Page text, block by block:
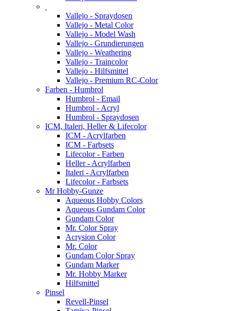
Vallejo - Spraydosen
Vallejo - Metal Color
Vallejo - Model Wash
Vallejo - Grundierungen
Vallejo - Weathering
Vallejo - Traincolor
Vallejo - Hilfsmittel
Vallejo - Premium RC-Color
Farben - Humbrol
Humbrol - Email
Humbrol - Acryl
Humbrol - Spraydosen
ICM, Italeri, Heller & Lifecolor
ICM - Acrylfarben
ICM - Farbsets
Lifecolor - Farben
Heller - Acrylfarben
Italeri - Acrylfarben
Lifecolor - Farbsets
Mr Hobby-Gunze
Aqueous Hobby Colors
Aqueous Gundam Color
Gundam Color
Mr. Color Spray
Acrysion Color
Mr. Color
Gundam Color Spray
Gundam Marker
Mr. Hobby Marker
Hilfsmittel
Pinsel
Revell-Pinsel